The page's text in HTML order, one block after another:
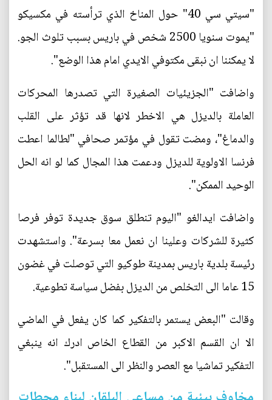
"سيتي سي 40" حول المناخ الذي ترأسته في مكسيكو
"يموت سنويا 2500 شخص في باريس بسبب تلوث الجو.
لا يمكننا ان نبقى مكتوفي الايدي امام هذا الوضع".
واضافت "الجزيئيات الصغيرة التي تصدرها المحركات
العاملة بالديزل هي الاخطر لانها قد تؤثر على القلب
والدماغ"، ومضت تقول في مؤتمر صحافي "لطالما اعطت
فرنسا الاولوية للديزل ودعمت هذا المجال كما لو انه الحل
الوحيد الممكن".
واضافت ايدالغو "اليوم تنطلق سوق جديدة توفر فرصا
كثيرة للشركات وعلينا ان نعمل معا بسرعة". واستشهدت
رئيسة بلدية باريس بمدينة طوكيو التي توصلت في غضون
15 عاما الى التخلص من الديزل بفضل سياسة تطوعية.
وقالت "البعض يستمر بالتفكير كما كان يفعل في الماضي
الا ان القسم الاكبر من القطاع الخاص ادرك انه ينبغي
التفكير تماشيا مع العصر والنظر الى المستقبل".